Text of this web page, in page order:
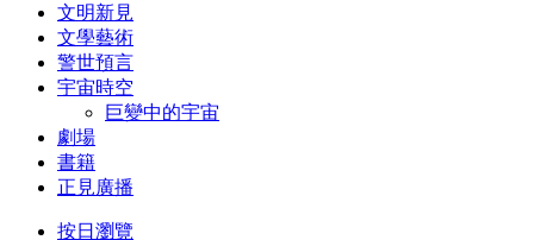
文明新見
文學藝術
警世預言
宇宙時空
巨變中的宇宙
劇場
書籍
正見廣播
按日瀏覽